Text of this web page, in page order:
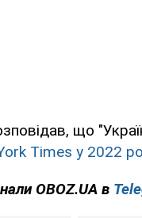
що
Times у 2022
OBOZ.UA в